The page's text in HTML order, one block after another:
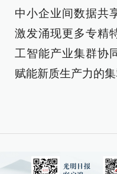
中小企业间数据共
激发涌现更多专精
工智能产业集群协
赋能新质生产力的集